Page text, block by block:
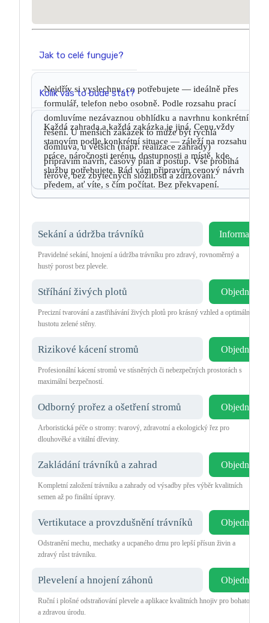
Jak to celé funguje?
Nejdřív si vyslechnu, co potřebujete — ideálně přes
formulář, telefon nebo osobně. Podle rozsahu prací
domluvíme nezávaznou obhlídku a navrhnu konkrétní
řešení. U menších zakázek to může být rychlá
domluva, u větších (např. realizace zahrady)
připravím návrh, časový plán a postup. Vše probíhá
férově, bez zbytečných složitostí a zdržování.
Kolik vás to bude stát?
Každá zahrada a každá zakázka je jiná. Cenu vždy
stanovím podle konkrétní situace — záleží na rozsahu
práce, náročnosti terénu, dostupnosti a místě, kde
službu potřebujete. Rád vám připravím cenový návrh
předem, ať víte, s čím počítat. Bez překvapení.
Sekání a údržba trávníků Informace
Pravidelné sekání, hnojení a údržba trávníku pro zdravý, rovnoměrný a
hustý porost bez plevele.
Stříhání živých plotů Objednat
Precizní tvarování a zastřihávání živých plotů pro krásný vzhled a optimální
hustotu zelené stěny.
Rizikové kácení stromů Objednat
Profesionální kácení stromů ve stísněných či nebezpečných prostorách s
maximální bezpečností.
Odborný prořez a ošetření stromů Objednat
Arboristická péče o stromy: tvarový, zdravotní a ekologický řez pro
dlouhověké a vitální dřeviny.
Zakládání trávníků a zahrad Objednat
Kompletní založení trávníku a zahrady od výsadby přes výběr kvalitních
semen až po finální úpravy.
Vertikutace a provzdušnění trávníků Objednat
Odstranění mechu, mechatky a ucpaného drnu pro lepší přísun živin a
zdravý růst trávníku.
Plevelení a hnojení záhonů Objednat
Ruční i plošné odstraňování plevele a aplikace kvalitních hnojiv pro bohatou
a zdravou úrodu.